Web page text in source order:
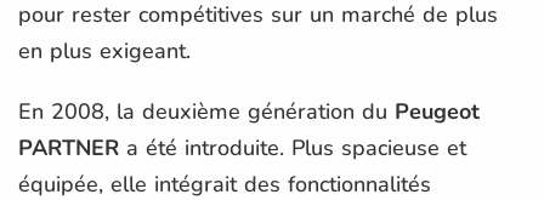
pour rester compétitives sur un marché de plus
en plus exigeant.
En 2008, la deuxième génération du Peugeot
PARTNER a été introduite. Plus spacieuse et
équipée, elle intégrait des fonctionnalités